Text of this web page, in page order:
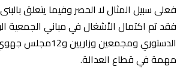
فعلى سبيل المثال لا الحصر وفيما يتعلق بالبنى
فقد تم اكتمال الأشغال في مباني الجمعية
الدستوري ومجمعين
مهمة في قطاع العدالة.